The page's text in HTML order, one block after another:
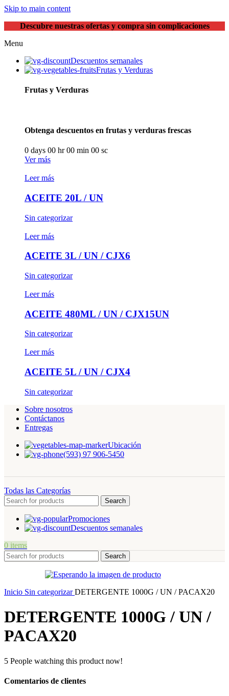
Skip to main content
Descubre nuestras ofertas y compra sin complicaciones
Menu
Descuentos semanales
Frutas y Verduras
Frutas y Verduras
Obtenga descuentos en frutas y verduras frescas
0 days 00 hr00 min 00 sc
Ver más
Leer más
ACEITE 20L / UN
Sin categorizar
Leer más
ACEITE 3L / UN / CJX6
Sin categorizar
Leer más
ACEITE 480ML / UN / CJX15UN
Sin categorizar
Leer más
ACEITE 5L / UN / CJX4
Sin categorizar
Sobre nosotros
Contáctanos
Entregas
Ubicación
(593) 97 906-5450
Todas las Categorías
Search
Promociones
Descuentos semanales
0 items
Search
Inicio Sin categorizarDETERGENTE 1000G / UN / PACAX20
DETERGENTE 1000G / UN /
PACAX20
5 People watching this product now!
Comentarios de clientes